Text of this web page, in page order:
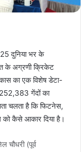
दुनिया भर के
के अग्रणी क्रिकेट
का एक विशेष डेटा-
गेंदों का
चलता है कि फिटनेस,
कैसे आकार दिया है।
(पूर्व